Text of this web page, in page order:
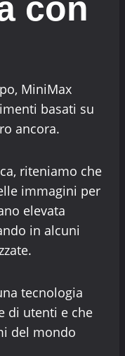
con
MiniMax
basati su
ancora.
riteniamo che
immagini per
elevata
in alcuni
tecnologia
di utenti e che
del mondo